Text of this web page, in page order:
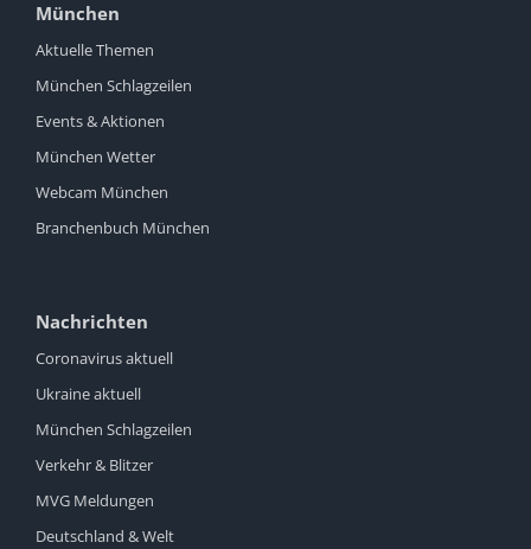
München
Aktuelle Themen
München Schlagzeilen
Events & Aktionen
München Wetter
Webcam München
Branchenbuch München
Nachrichten
Coronavirus aktuell
Ukraine aktuell
München Schlagzeilen
Verkehr & Blitzer
MVG Meldungen
Deutschland & Welt